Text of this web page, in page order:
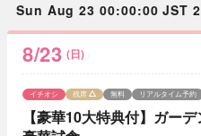
Sun Aug 23 00:00:00 JST
8/23 (日)
【豪華10大特典付】ガー
イチオシ 残席 無料 リアルタイム予約